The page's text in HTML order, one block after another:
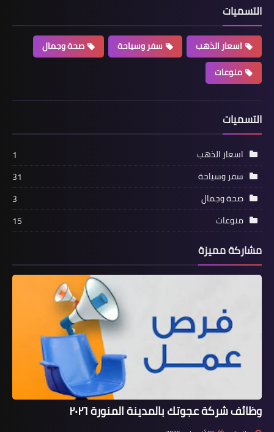
التسميات
اسعار الذهب سفر وسياحة
صحة وجمال
منوعات
التسميات
اسعار الذهب
1
سفر وسياحة
31
صحة وجمال
3
منوعات
15
مشاركة مميزة
وظائف شركة عجوتك بالمدينة المنورة ٢٠٢٦